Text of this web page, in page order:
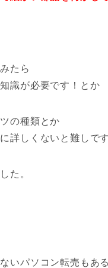
たら
識が必要です！とか
の種類とか
詳しくないと難しです
た。
いパソコン転売もあ